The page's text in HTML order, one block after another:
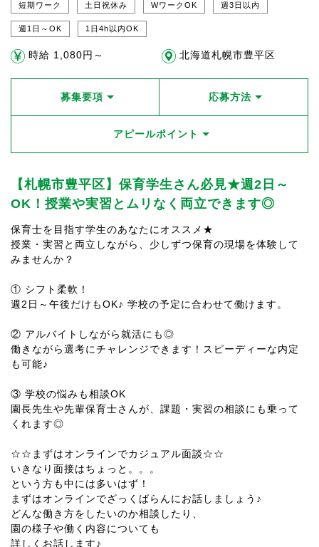
短期ワーク 土日祝休み WワークOK 週3日以内
週1日～OK 1日4h以内OK
時給 1,080円～ 北海道札幌市豊平区
募集要項 応募方法
アピールポイント
【札幌市豊平区】保育学生さん必見★週2日～
OK！授業や実習とムリなく両立できます◎
保育士を目指す学生のあなたにオススメ★
授業・実習と両立しながら、少しずつ保育の現場を体験して
みませんか？
① シフト柔軟！
週2日～午後だけもOK♪ 学校の予定に合わせて働けます。
② アルバイトしながら就活にも◎
働きながら選考にチャレンジできます！スピーディーな内定
も可能♪
③ 学校の悩みも相談OK
園長先生や先輩保育士さんが、課題・実習の相談にも乗って
くれます◎
☆☆まずはオンラインでカジュアル面談☆☆
いきなり面接はちょっと。。。
という方も中には多いはず！
まずはオンラインでざっくばらんにお話しましょう♪
どんな働き方をしたいのか相談したり、
園の様子や働く内容についても
詳しくお話します♪